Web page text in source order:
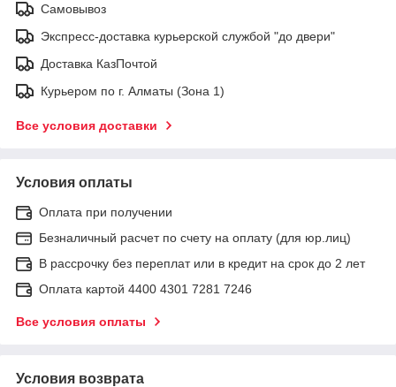
Самовывоз
Экспресс-доставка курьерской службой "до двери"
Доставка КазПочтой
Курьером по г. Алматы (Зона 1)
Все условия доставки
Условия оплаты
Оплата при получении
Безналичный расчет по счету на оплату (для юр.лиц)
В рассрочку без переплат или в кредит на срок до 2 лет
Оплата картой 4400 4301 7281 7246
Все условия оплаты
Условия возврата